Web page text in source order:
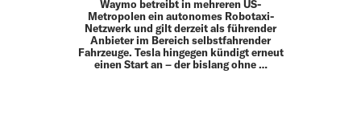
Waymo betreibt in mehreren US-
Metropolen ein autonomes Robotaxi-
Netzwerk und gilt derzeit als führender
Anbieter im Bereich selbstfahrender
Fahrzeuge. Tesla hingegen kündigt erneut
einen Start an – der bislang ohne …